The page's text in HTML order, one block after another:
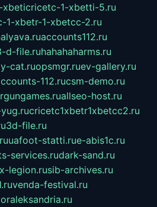
xbeticricetc-1-xbetti-5.ru
1-xbetr-1-xbetcc-2.ru
accounts112.ru
d-file.ruhahahaharms.ru
cat.ruopsmgr.ruev-gallery.ru
112.rucsm-demo.ru
allseo-host.ru
cricetc1xbetr1xbetcc2.ru
3d-file.ru
uafoot-statti.rue-abis1c.ru
services.rudark-sand.ru
x-legion.rusib-archives.ru
venda-festival.ru